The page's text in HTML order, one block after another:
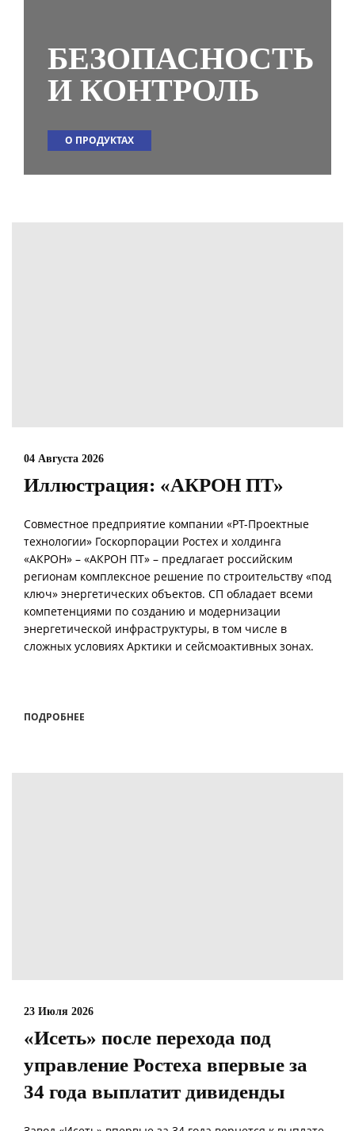
БЕЗОПАСНОСТЬ
И КОНТРОЛЬ
О ПРОДУКТАХ
04 Августа 2026
Иллюстрация: «АКРОН ПТ»
Совместное предприятие компании «РТ-Проектные
технологии» Госкорпорации Ростех и холдинга
«АКРОН» – «АКРОН ПТ» – предлагает российским
регионам комплексное решение по строительству «под
ключ» энергетических объектов. СП обладает всеми
компетенциями по созданию и модернизации
энергетической инфраструктуры, в том числе в
сложных условиях Арктики и сейсмоактивных зонах.
ПОДРОБНЕЕ
23 Июля 2026
«Исеть» после перехода под
управление Ростеха впервые за
34 года выплатит дивиденды